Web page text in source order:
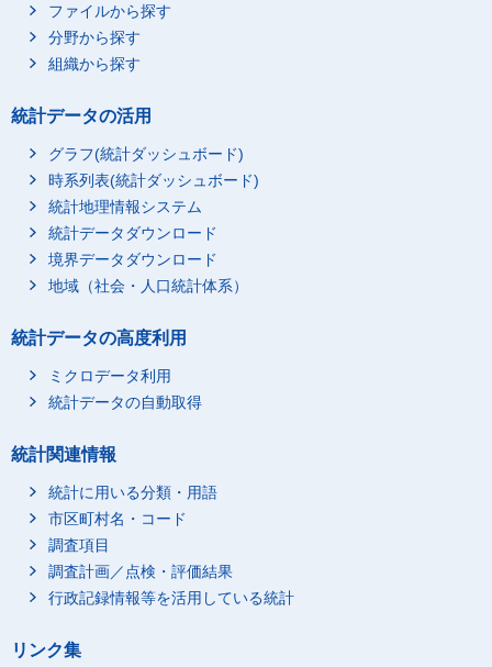
ファイルから探す
分野から探す
組織から探す
統計データの活用
グラフ(統計ダッシュボード)
時系列表(統計ダッシュボード)
統計地理情報システム
統計データダウンロード
境界データダウンロード
地域（社会・人口統計体系）
統計データの高度利用
ミクロデータ利用
統計データの自動取得
統計関連情報
統計に用いる分類・用語
市区町村名・コード
調査項目
調査計画／点検・評価結果
行政記録情報等を活用している統計
リンク集